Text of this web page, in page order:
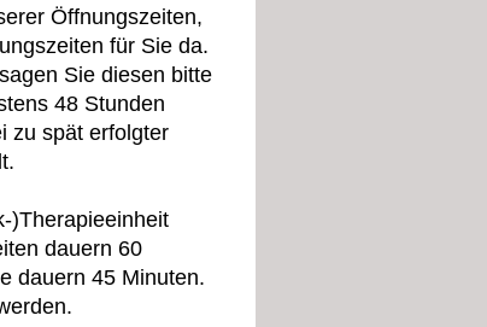
Öffnungszeiten,
für Sie da.
Sie diesen bitte
48 Stunden
zu spät erfolgter
)Therapieeinheit
dauern 60
dauern 45 Minuten.